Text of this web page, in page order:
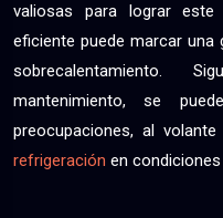
valiosas para lograr
eficiente puede marcar una
sobrecalentamiento.
mantenimiento, se
preocupaciones, al
refrigeración en